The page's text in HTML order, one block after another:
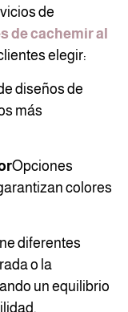
de
de cachemir al
elegir:
diseños de
más
Opciones
colores
diferentes
o la
un equilibrio